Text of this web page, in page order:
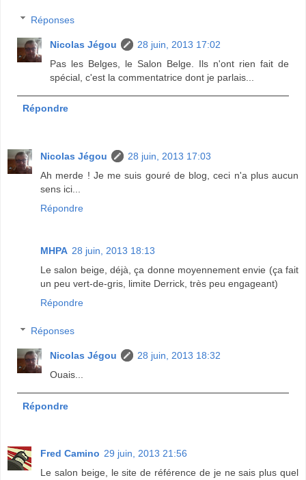
Réponses
Nicolas Jégou
28 juin, 2013 17:02
Pas les Belges, le Salon Belge. Ils n'ont rien fait de
spécial, c'est la commentatrice dont je parlais...
Répondre
Nicolas Jégou
28 juin, 2013 17:03
Ah merde ! Je me suis gouré de blog, ceci n'a plus aucun
sens ici...
Répondre
MHPA 28 juin, 2013 18:13
Le salon beige, déjà, ça donne moyennement envie (ça fait
un peu vert-de-gris, limite Derrick, très peu engageant)
Répondre
Réponses
Nicolas Jégou
28 juin, 2013 18:32
Ouais...
Répondre
Fred Camino 29 juin, 2013 21:56
Le salon beige, le site de référence de je ne sais plus quel